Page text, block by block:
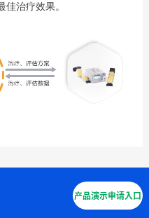
治疗效果。
产品演示申请入口